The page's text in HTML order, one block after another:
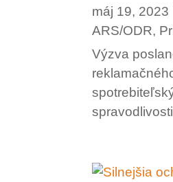
máj 19, 2023
ARS/ODR,
Výzva